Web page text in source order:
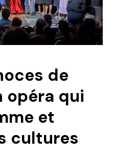
de
opéra qui
et
cultures